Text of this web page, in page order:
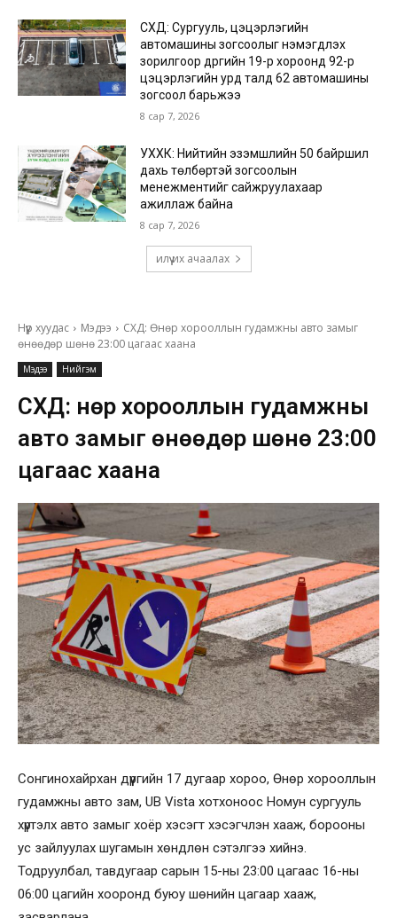
СХД: Сургууль, цэцэрлэгийн
автомашины зогсоолыг нэмэгдүүлэх
зорилгоор дүүргийн 19-р хороонд 92-р
цэцэрлэгийн урд талд 62 автомашины
зогсоол барьжээ
8 сар 7, 2026
УХХК: Нийтийн эзэмшлийн 50 байршил
дахь төлбөртэй зогсоолын
менежментийг сайжруулахаар
ажиллаж байна
8 сар 7, 2026
илүү их ачаалах